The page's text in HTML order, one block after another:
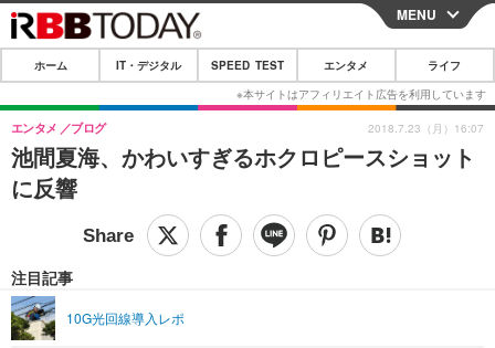
CLOSE
ホーム
IT・デジタル
IT・デジタルTOP スマートフォン
ショッピング その他
SPEED TEST
エンタメTOP 映画・ドラマ
ライフTOP
リリース一覧
MENU
ホーム IT・デジタル SPEED TEST エンタメ ライフ
池間夏海、かわいすぎるホクロピースショット
に反響
エンタメ ブログ
注目記事
10G光回線導入レポ
2018.7.23（月）16:07